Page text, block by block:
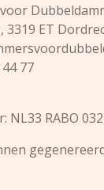
3319 ET
77
NL33 RABO